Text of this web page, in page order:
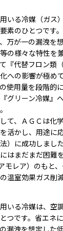
いる冷媒（ガス
素のひとつです
万が一の漏洩を
の様々な特性を
『代替フロン類
への影響が極め
使用量を段階的
グリーン冷媒』
て、ＡＧＣは化
活かし、用途に
）に成功しまし
はまだまだ困難
モレア）のもと
温室効果ガス削
いる冷媒は、空
つです。省エネ